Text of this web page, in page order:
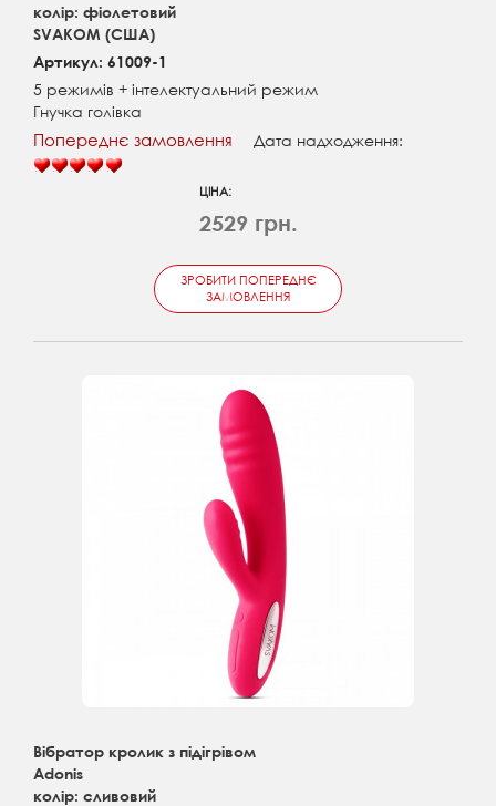
колір: фіолетовий
SVAKOM (США)
Артикул: 61009-1
5 режимів + інтелектуальний режим
Гнучка голівка
Попереднє замовлення Дата надходження:
ЦІНА:
2529 грн.
ЗРОБИТИ ПОПЕРЕДНЄ
ЗАМОВЛЕННЯ
Вібратор кролик з підігрівом
Adonis
колір: сливовий